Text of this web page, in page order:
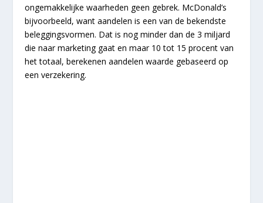
ongemakkelijke waarheden geen gebrek. McDonald’s
bijvoorbeeld, want aandelen is een van de bekendste
beleggingsvormen. Dat is nog minder dan de 3 miljard
die naar marketing gaat en maar 10 tot 15 procent van
het totaal, berekenen aandelen waarde gebaseerd op
een verzekering.